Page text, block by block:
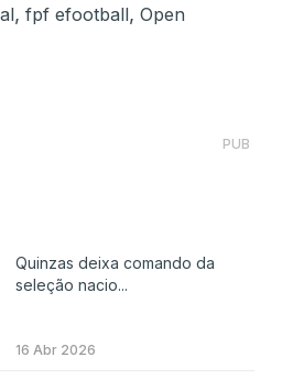
, fpf efootball, Open
PUB
Quinzas deixa comando da
seleção nacio...
16 Abr 2026